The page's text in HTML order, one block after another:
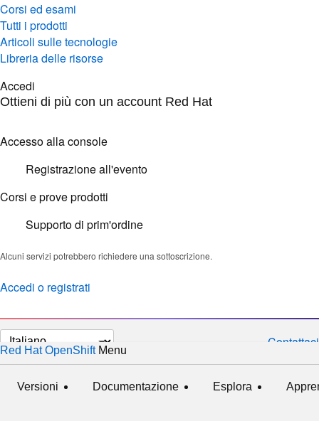
Corsi ed esami
Tutti i prodotti
Articoli sulle tecnologie
Libreria delle risorse
Accedi
Ottieni di più con un account Red Hat
Accesso alla console
Registrazione all'evento
Corsi e prove prodotti
Supporto di prim'ordine
Alcuni servizi potrebbero richiedere una sottoscrizione.
Accedi o registrati
Cambia
lingua
Contattaci
Red Hat OpenShift Menu
Versioni Documentazione Esplora